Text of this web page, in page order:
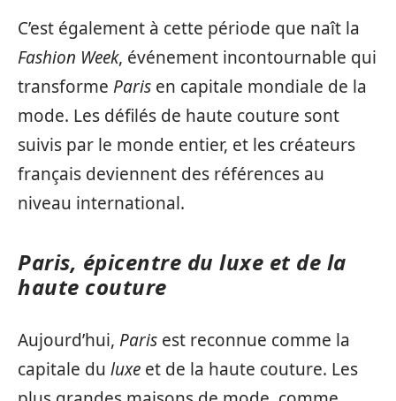
C’est également à cette période que naît la
Fashion Week, événement incontournable qui
transforme Paris en capitale mondiale de la
mode. Les défilés de haute couture sont
suivis par le monde entier, et les créateurs
français deviennent des références au
niveau international.
Paris, épicentre du luxe et de la
haute couture
Aujourd’hui, Paris est reconnue comme la
capitale du luxe et de la haute couture. Les